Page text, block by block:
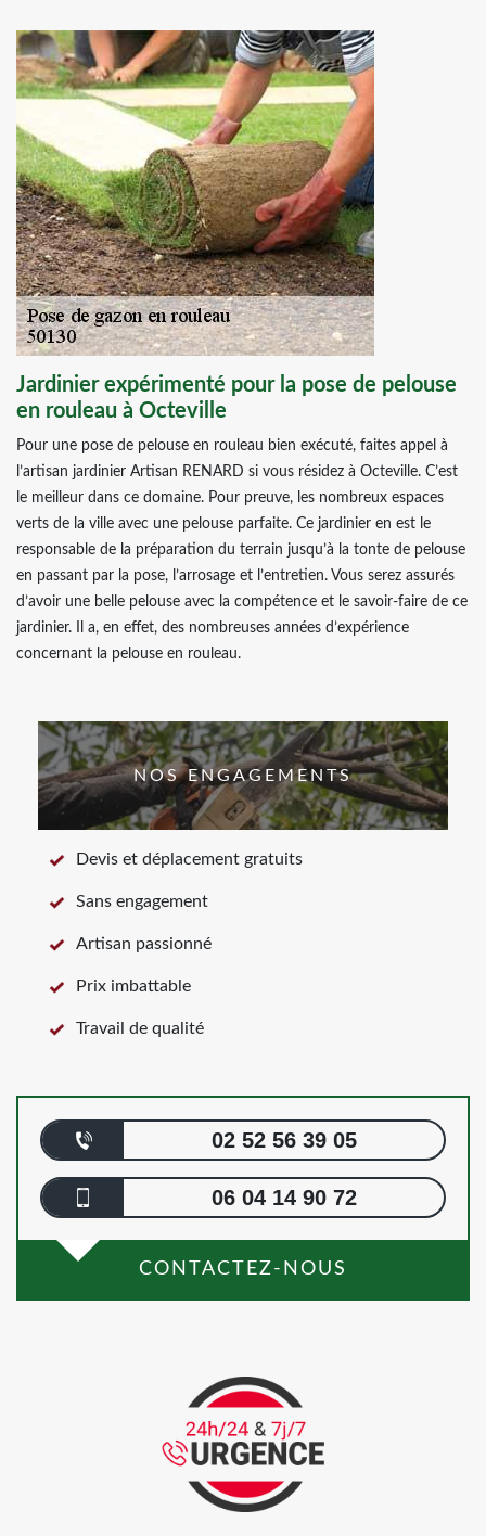
Jardinier expérimenté pour la pose de pelouse
en rouleau à Octeville
Pour une pose de pelouse en rouleau bien exécuté, faites appel à
l’artisan jardinier Artisan RENARD si vous résidez à Octeville. C’est
le meilleur dans ce domaine. Pour preuve, les nombreux espaces
verts de la ville avec une pelouse parfaite. Ce jardinier en est le
responsable de la préparation du terrain jusqu’à la tonte de pelouse
en passant par la pose, l’arrosage et l’entretien. Vous serez assurés
d’avoir une belle pelouse avec la compétence et le savoir-faire de ce
jardinier. Il a, en effet, des nombreuses années d’expérience
concernant la pelouse en rouleau.
NOS ENGAGEMENTS
Devis et déplacement gratuits
Sans engagement
Artisan passionné
Prix imbattable
Travail de qualité
02 52 56 39 05
06 04 14 90 72
CONTACTEZ-NOUS